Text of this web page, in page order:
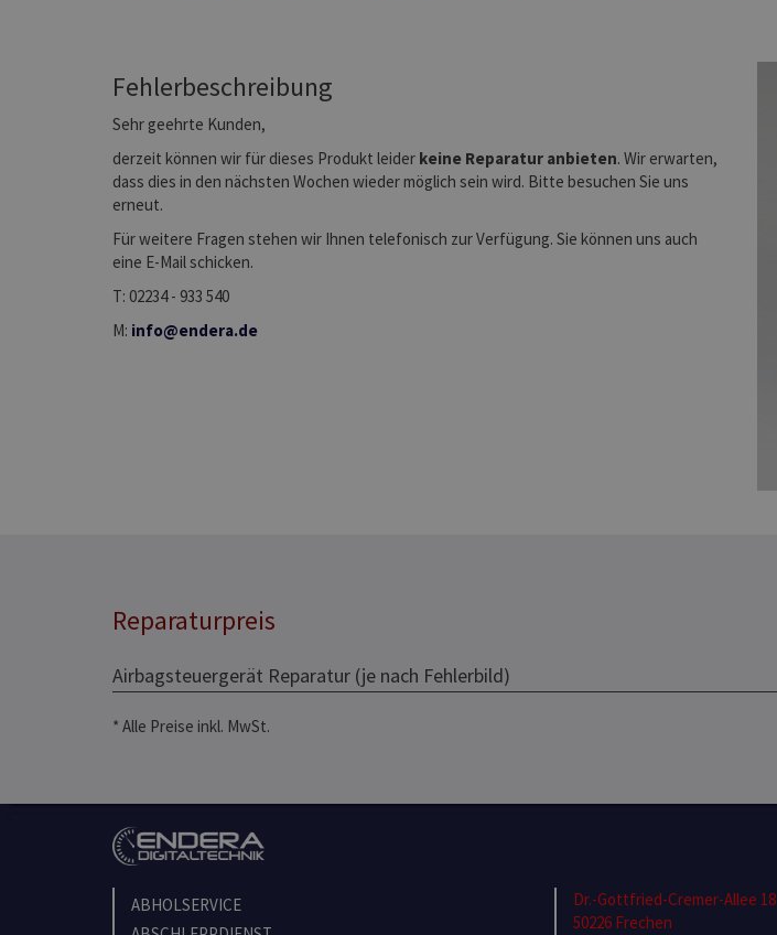
Fehlerbeschreibung
Sehr geehrte Kunden,
derzeit können wir für dieses Produkt leider keine Reparatur anbieten. Wir erwarten,
dass dies in den nächsten Wochen wieder möglich sein wird. Bitte besuchen Sie uns
erneut.
Für weitere Fragen stehen wir Ihnen telefonisch zur Verfügung. Sie können uns auch
eine E-Mail schicken.
T: 02234 - 933 540
M: info@endera.de
Reparaturpreis
Airbagsteuergerät Reparatur (je nach Fehlerbild)
* Alle Preise inkl. MwSt.
ABHOLSERVICE
Dr.-Gottfried-Cremer-Allee 18
50226 Frechen